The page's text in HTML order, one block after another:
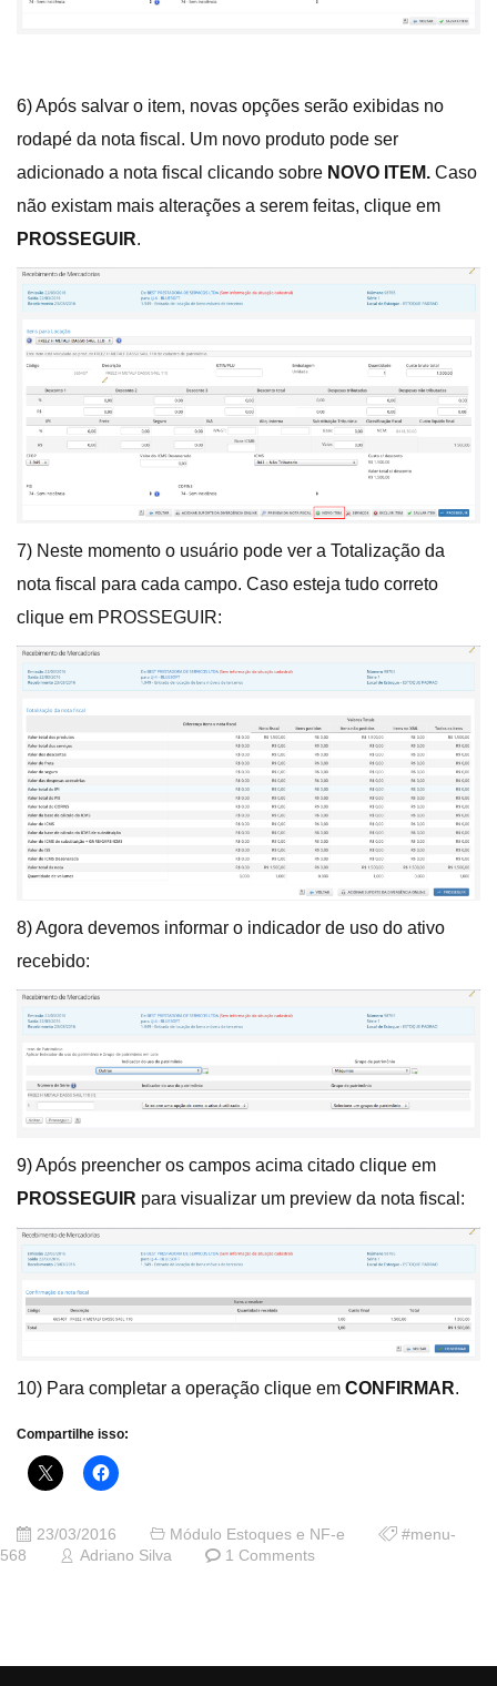
6) Após salvar o item, novas opções serão exibidas no
rodapé da nota fiscal. Um novo produto pode ser
adicionado a nota fiscal clicando sobre NOVO ITEM. Caso
não existam mais alterações a serem feitas, clique em
PROSSEGUIR.
7) Neste momento o usuário pode ver a Totalização da
nota fiscal para cada campo. Caso esteja tudo correto
clique em PROSSEGUIR:
8) Agora devemos informar o indicador de uso do ativo
recebido:
9) Após preencher os campos acima citado clique em
PROSSEGUIR para visualizar um preview da nota fiscal:
10) Para completar a operação clique em CONFIRMAR.
Compartilhe isso:
23/03/2016 Módulo Estoques e NF-e
#menu-
568
Adriano Silva 1 Comments